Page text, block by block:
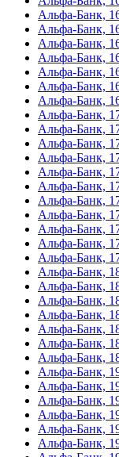
Альфа-Банк,
Альфа-Банк,
Альфа-Банк,
Альфа-Банк,
Альфа-Банк,
Альфа-Банк,
Альфа-Банк,
Альфа-Банк,
Альфа-Банк,
Альфа-Банк,
Альфа-Банк,
Альфа-Банк,
Альфа-Банк,
Альфа-Банк,
Альфа-Банк,
Альфа-Банк,
Альфа-Банк,
Альфа-Банк,
Альфа-Банк,
Альфа-Банк,
Альфа-Банк,
Альфа-Банк,
Альфа-Банк,
Альфа-Банк,
Альфа-Банк,
Альфа-Банк,
Альфа-Банк,
Альфа-Банк,
Альфа-Банк,
Альфа-Банк,
Альфа-Банк,